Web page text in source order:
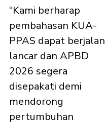
“Kami berharap
pembahasan KUA-
PPAS dapat berjalan
lancar dan APBD
2026 segera
disepakati demi
mendorong
pertumbuhan